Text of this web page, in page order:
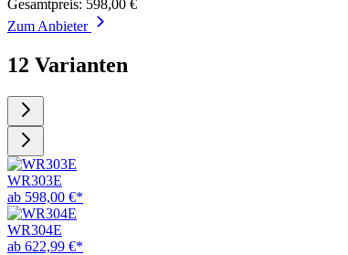
Gesamtpreis: 598,00 €
Zum Anbieter
12 Varianten
WR303E
ab 598,00 €*
WR304E
ab 622,99 €*